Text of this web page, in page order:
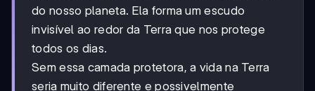
do nosso planeta. Ela forma um escudo
invisível ao redor da Terra que nos protege
todos os dias.
Sem essa camada protetora, a vida na Terra
seria muito diferente e possivelmente